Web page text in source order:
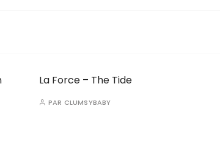
La Force – The Tide
PAR CLUMSYBABY